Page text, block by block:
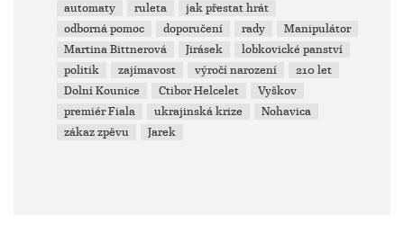
automaty
ruleta
jak přestat hrát
odborná pomoc
doporučení rady
Manipulátor
Martina Bittnerová
Jirásek
lobkovické panství
politik
zajímavost výročí narození
210 let
Dolní Kounice
Ctibor Helcelet
Vyškov
premiér Fiala
ukrajinská krize
Nohavica
zákaz zpěvu
Jarek